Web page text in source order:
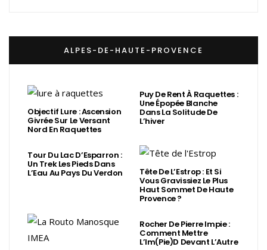
ALPES-DE-HAUTE-PROVENCE
Objectif Lure : Ascension
Givrée Sur Le Versant
Nord En Raquettes
Puy De Rent À Raquettes :
Une Épopée Blanche
Dans La Solitude De
L’hiver
Tour Du Lac D’Esparron :
Un Trek Les Pieds Dans
L’Eau Au Pays Du Verdon Tête De L’Estrop : Et Si
Vous Gravissiez Le Plus
Haut Sommet De Haute
Provence ?
Rocher De Pierre Impie :
Comment Mettre
L’Im(Pie)d Devant L’Autre